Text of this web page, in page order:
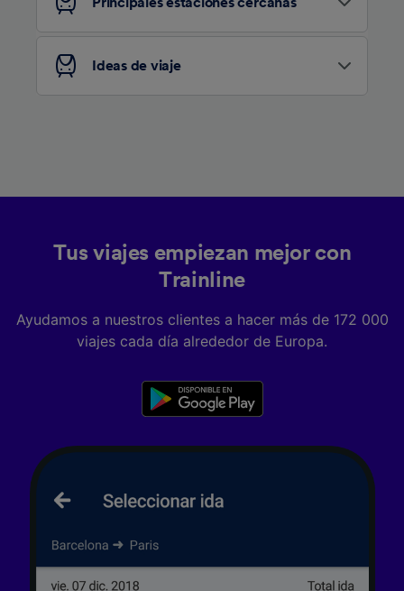
Ideas de viaje
Tus viajes empiezan mejor con
Trainline
Ayudamos a nuestros clientes a hacer más de 172 000
viajes cada día alrededor de Europa.